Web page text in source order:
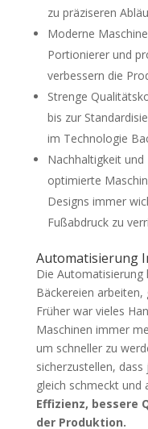
zu präziseren
Moderne
Portionierer und
verbessern die
Strenge
bis zur
im Technologie
Nachhaltigkeit
optimierte
Designs immer
Fußabdruck zu
Automatisierung
Die Automatisierung
Bäckereien
Früher war vieles
Maschinen immer
um schneller zu
sicherzustellen,
gleich schmeckt und
Effizienz, bessere
der Produktion.